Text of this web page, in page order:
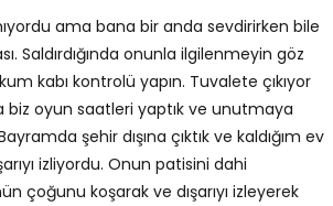
ama bana bir anda sevdirirken bile
Saldırdığında onunla ilgilenmeyin göz
kabı kontrolü yapın. Tuvalete çıkıyor
biz oyun saatleri yaptık ve unutmaya
şehir dışına çıktık ve kaldığım ev
izliyordu. Onun patisini dahi
çoğunu koşarak ve dışarıyı izleyerek